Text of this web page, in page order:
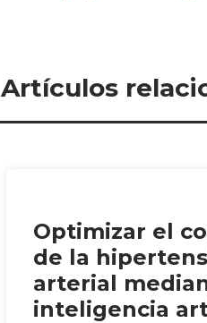
Artículos
Optimizar el
de la
arterial
inteligencia